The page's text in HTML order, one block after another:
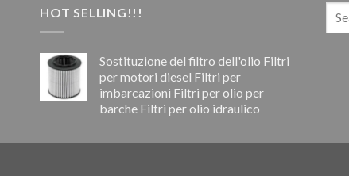
HOT SELLING!!!
Sostituzione del filtro dell'olio Filtri
per motori diesel Filtri per
imbarcazioni Filtri per olio per
barche Filtri per olio idraulico